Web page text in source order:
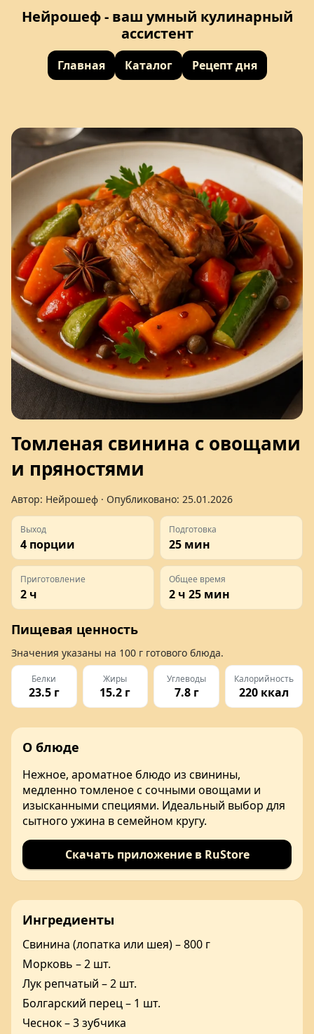
Нейрошеф - ваш умный кулинарный
ассистент
Главная Каталог Рецепт дня
Томленая свинина с овощами
и пряностями
Автор: Нейрошеф · Опубликовано: 25.01.2026
Выход
4 порции
Подготовка
25 мин
Приготовление
2 ч
Общее время
2 ч 25 мин
Пищевая ценность
Значения указаны на 100 г готового блюда.
Белки
23.5 г
Жиры
15.2 г
Углеводы
7.8 г
Калорийность
220 ккал
О блюде
Нежное, ароматное блюдо из свинины,
медленно томленое с сочными овощами и
изысканными специями. Идеальный выбор для
сытного ужина в семейном кругу.
Скачать приложение в RuStore
Ингредиенты
Свинина (лопатка или шея) – 800 г
Морковь – 2 шт.
Лук репчатый – 2 шт.
Болгарский перец – 1 шт.
Чеснок – 3 зубчика